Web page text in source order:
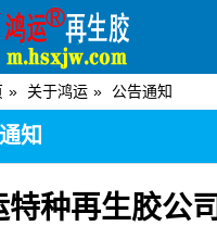
关于鸿运 公告通知
知
特种再生胶公